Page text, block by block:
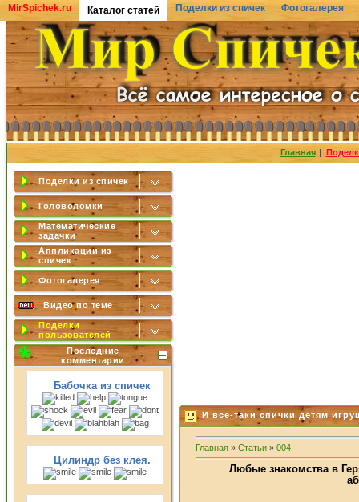
MirSpichek.ru Каталог статей Поделки из спичек Фотогалерея
Главная |
Поделки из спичек
Головоломки
Математические
задачки
Аппликации из
спичек
Фотогалерея
Видео по теме
Поделки
пользователей
Последние
комментарии
Бабочка из спичек
Цилиндр без клея.
И всё-таки спички детям
Главная » Статьи » 004
Любые знакомства в